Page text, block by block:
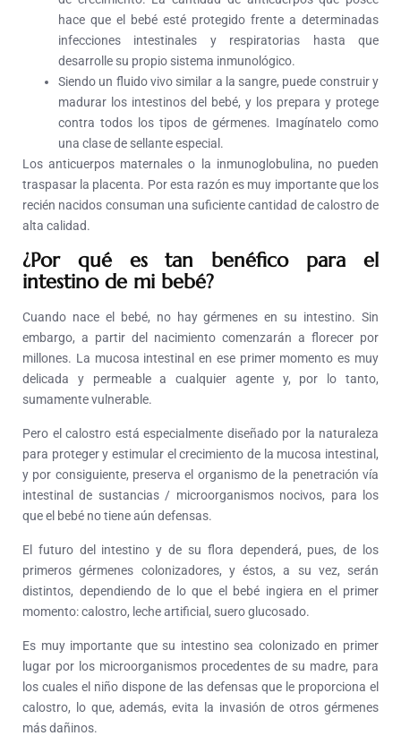
hace que el bebé esté protegido frente a determinadas
infecciones intestinales y respiratorias hasta que
desarrolle su propio sistema inmunológico.
Siendo un fluido vivo similar a la sangre, puede construir y
madurar los intestinos del bebé, y los prepara y protege
contra todos los tipos de gérmenes. Imagínatelo como
una clase de sellante especial.
Los anticuerpos maternales o la inmunoglobulina, no pueden
traspasar la placenta. Por esta razón es muy importante que los
recién nacidos consuman una suficiente cantidad de calostro de
alta calidad.
¿Por qué es tan benéfico para el
intestino de mi bebé?
Cuando nace el bebé, no hay gérmenes en su intestino. Sin
embargo, a partir del nacimiento comenzarán a florecer por
millones. La mucosa intestinal en ese primer momento es muy
delicada y permeable a cualquier agente y, por lo tanto,
sumamente vulnerable.
Pero el calostro está especialmente diseñado por la naturaleza
para proteger y estimular el crecimiento de la mucosa intestinal,
y por consiguiente, preserva el organismo de la penetración vía
intestinal de sustancias / microorganismos nocivos, para los
que el bebé no tiene aún defensas.
El futuro del intestino y de su flora dependerá, pues, de los
primeros gérmenes colonizadores, y éstos, a su vez, serán
distintos, dependiendo de lo que el bebé ingiera en el primer
momento: calostro, leche artificial, suero glucosado.
Es muy importante que su intestino sea colonizado en primer
lugar por los microorganismos procedentes de su madre, para
los cuales el niño dispone de las defensas que le proporciona el
calostro, lo que, además, evita la invasión de otros gérmenes
más dañinos.